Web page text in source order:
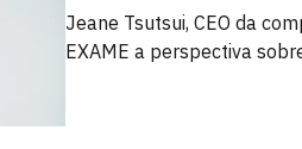
Jeane Tsutsui, CEO da
EXAME a perspectiva